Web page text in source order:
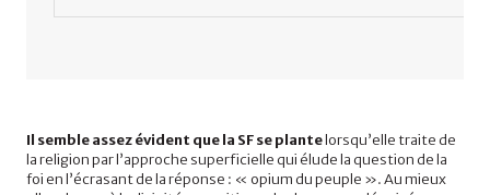
Il semble assez évident que la SFse plantelorsqu’elle traite de
la religion par l’approche superficielle qui élude la question de la
foi en l’écrasant de la réponse : « opium du peuple ». Au mieux